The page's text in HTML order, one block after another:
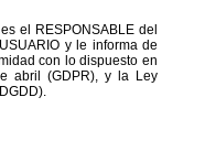
es el RESPONSABLE del
y le informa de
con lo dispuesto en
abril (GDPR), y la Ley